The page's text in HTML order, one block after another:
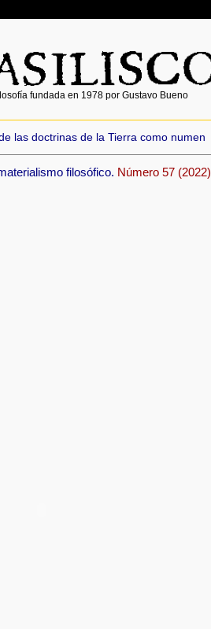
fundada en 1978 por Gustavo Bueno
las doctrinas de la Tierra como numen
filosófico. Número 57 (2022)